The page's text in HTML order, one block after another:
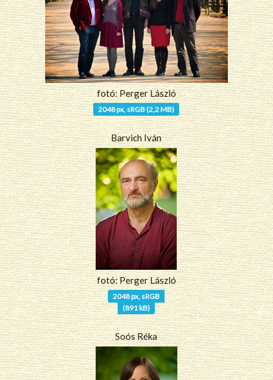
fotó: Perger László
2048 px, sRGB (2,2 MB)
Barvich Iván
fotó: Perger László
2048 px, sRGB
(891 kB)
Soós Réka